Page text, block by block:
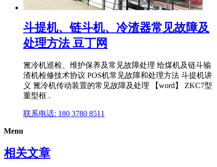
斗提机、链斗机、冷渣器常见故障及
处理方法 豆丁网
篦冷机巡检、维护保养及常见故障处理 给煤机及链斗输
渣机检修技术协议 POS机常见故障和处理方法 斗提机讲
义 篦冷机传动装置的常见故障及处理 【word】 ZKC7型
重型框 .
联系电话: 180 3780 8511
Menu
相关文章